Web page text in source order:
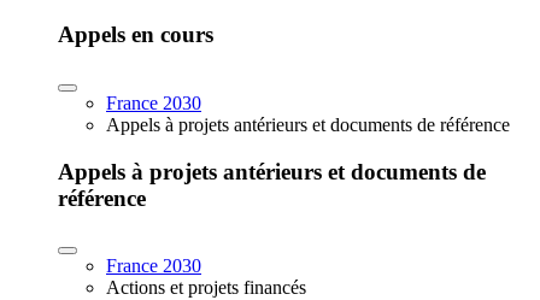
Appels en cours
France 2030
Appels à projets antérieurs et documents de référence
Appels à projets antérieurs et documents de
référence
France 2030
Actions et projets financés